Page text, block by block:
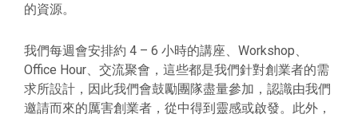
的資源。
我們每週會安排約 4 – 6 小時的講座、Workshop、
Office Hour、交流聚會，這些都是我們針對創業者的需
求所設計，因此我們會鼓勵團隊盡量參加，認識由我們
邀請而來的厲害創業者，從中得到靈感或啟發。此外，